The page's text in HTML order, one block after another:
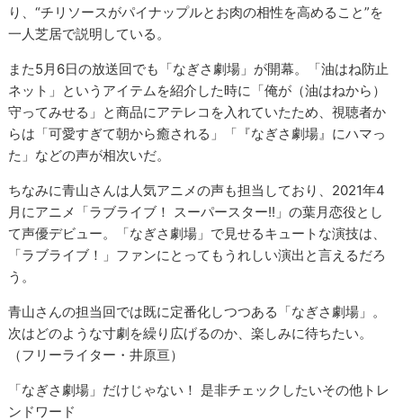
り、“チリソースがパイナップルとお肉の相性を高めること”を
一人芝居で説明している。
また5月6日の放送回でも「なぎさ劇場」が開幕。「油はね防止
ネット」というアイテムを紹介した時に「俺が（油はねから）
守ってみせる」と商品にアテレコを入れていたため、視聴者か
らは「可愛すぎて朝から癒される」「『なぎさ劇場』にハマっ
た」などの声が相次いだ。
ちなみに青山さんは人気アニメの声も担当しており、2021年4
月にアニメ「ラブライブ！ スーパースター!!」の葉月恋役とし
て声優デビュー。「なぎさ劇場」で見せるキュートな演技は、
「ラブライブ！」ファンにとってもうれしい演出と言えるだろ
う。
青山さんの担当回では既に定番化しつつある「なぎさ劇場」。
次はどのような寸劇を繰り広げるのか、楽しみに待ちたい。
（フリーライター・井原亘）
「なぎさ劇場」だけじゃない！ 是非チェックしたいその他トレ
ンドワード